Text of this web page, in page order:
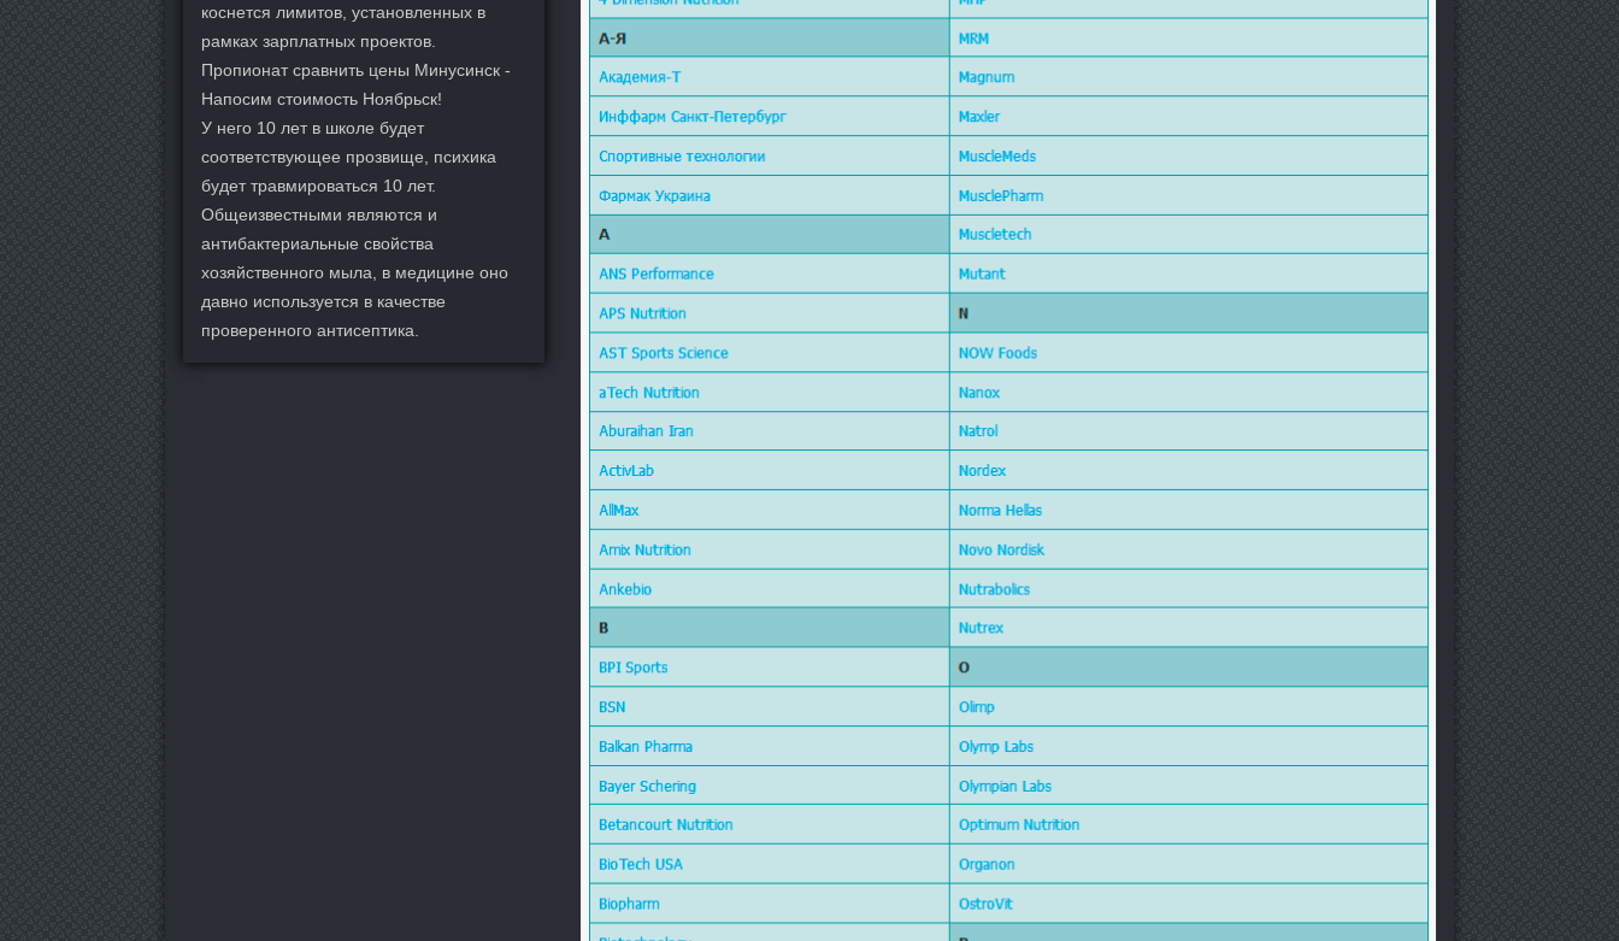
коснется лимитов, установленных в
рамках зарплатных проектов.
Пропионат сравнить цены Минусинск -
Напосим стоимость Ноябрьск!
У него 10 лет в школе будет
соответствующее прозвище, психика
будет травмироваться 10 лет.
Общеизвестными являются и
антибактериальные свойства
хозяйственного мыла, в медицине оно
давно используется в качестве
проверенного антисептика.